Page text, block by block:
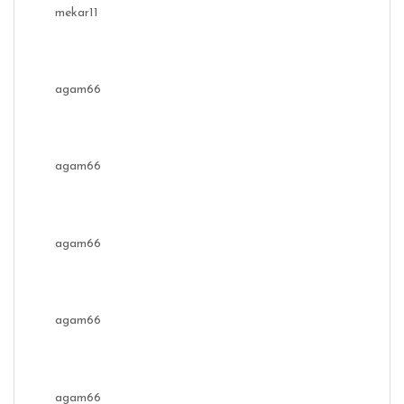
mekar11
agam66
agam66
agam66
agam66
agam66